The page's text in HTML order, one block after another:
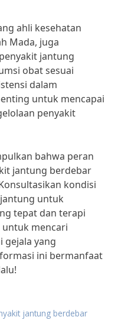
ahli kesehatan
Mada, juga
jantung
obat sesuai
dalam
untuk mencapai
penyakit
bahwa peran
jantung berdebar
kondisi
untuk
tepat dan terapi
untuk mencari
gejala yang
ini bermanfaat
jantung berdebar